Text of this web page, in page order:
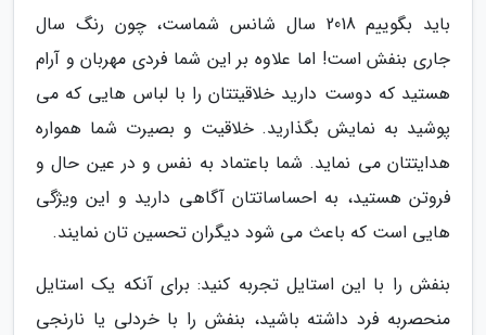
باید بگوییم 2018 سال شانس شماست، چون رنگ سال
جاری بنفش است! اما علاوه بر این شما فردی مهربان و آرام
هستید که دوست دارید خلاقیتتان را با لباس هایی که می
پوشید به نمایش بگذارید. خلاقیت و بصیرت شما همواره
هدایتتان می نماید. شما باعتماد به نفس و در عین حال و
فروتن هستید، به احساساتتان آگاهی دارید و این ویژگی
هایی است که باعث می شود دیگران تحسین تان نمایند.
بنفش را با این استایل تجربه کنید: برای آنکه یک استایل
منحصربه فرد داشته باشید، بنفش را با خردلی یا نارنجی